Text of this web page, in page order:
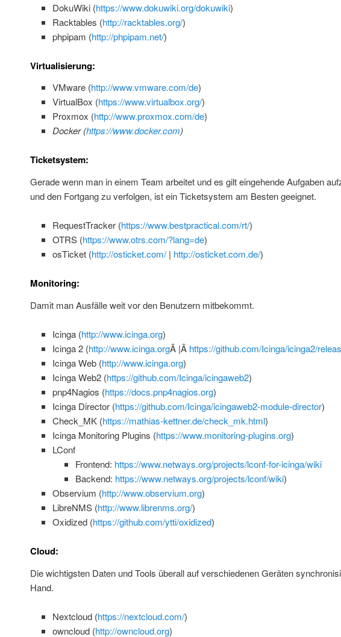
DokuWiki (https://www.dokuwiki.org/dokuwiki)
Racktables (http://racktables.org/)
phpipam (http://phpipam.net/)
Virtualisierung:
VMware (http://www.vmware.com/de)
VirtualBox (https://www.virtualbox.org/)
Proxmox (http://www.proxmox.com/de)
Docker (https://www.docker.com)
Ticketsystem:
Gerade wenn man in einem Team arbeitet und es gilt eingehende Aufgaben
und den Fortgang zu verfolgen, ist ein Ticketsystem am Besten geeignet.
RequestTracker (https://www.bestpractical.com/rt/)
OTRS (https://www.otrs.com/?lang=de)
osTicket (http://osticket.com/ | http://osticket.com.de/)
Monitoring:
Damit man Ausfälle weit vor den Benutzern mitbekommt.
Icinga (http://www.icinga.org)
Icinga 2 (http://www.icinga.orgÂ |Â https://github.com/Icinga/icinga2/
Icinga Web (http://www.icinga.org)
Icinga Web2 (https://github.com/Icinga/icingaweb2)
pnp4Nagios (https://docs.pnp4nagios.org)
Icinga Director (https://github.com/Icinga/icingaweb2-module-director)
Check_MK (https://mathias-kettner.de/check_mk.html)
Icinga Monitoring Plugins (https://www.monitoring-plugins.org)
LConf
Frontend: https://www.netways.org/projects/lconf-for-icinga/wiki
Backend: https://www.netways.org/projects/lconf/wiki)
Observium (http://www.observium.org)
LibreNMS (http://www.librenms.org/)
Oxidized (https://github.com/ytti/oxidized)
Cloud:
Die wichtigsten Daten und Tools überall auf verschiedenen Geräten
Hand.
Nextcloud (https://nextcloud.com/)
owncloud (http://owncloud.org)